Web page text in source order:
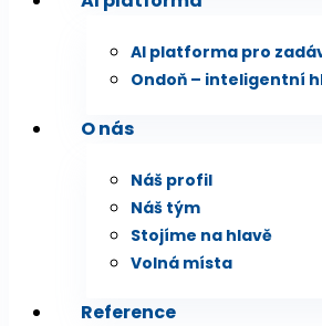
AI platforma pro
Ondoň – inteligentní
O nás
Náš profil
Náš tým
Stojíme na hlavě
Volná místa
Reference